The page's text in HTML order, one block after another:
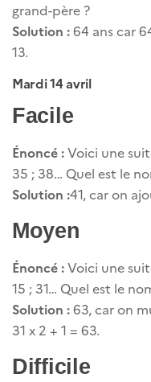
grand-père ?
Solution :64 ans car
13.
Mardi 14 avril
Facile
Énoncé :Voici une
35 ; 38… Quel est le
Solution :41, car on
Moyen
Énoncé :Voici une
15 ; 31… Quel est le
Solution :63, car on
31 x 2 + 1 = 63.
Difficile